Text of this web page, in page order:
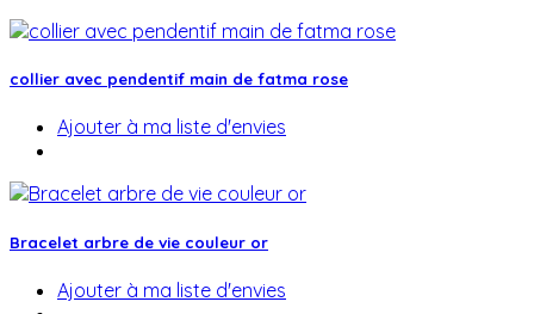
collier avec pendentif main de fatma rose
Ajouter à ma liste d'envies
Bracelet arbre de vie couleur or
Ajouter à ma liste d'envies